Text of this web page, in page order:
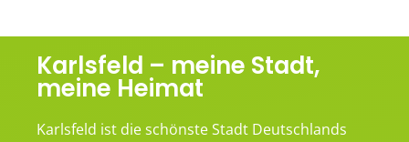
Karlsfeld – meine Stadt,
meine Heimat
Karlsfeld ist die schönste Stadt Deutschlands